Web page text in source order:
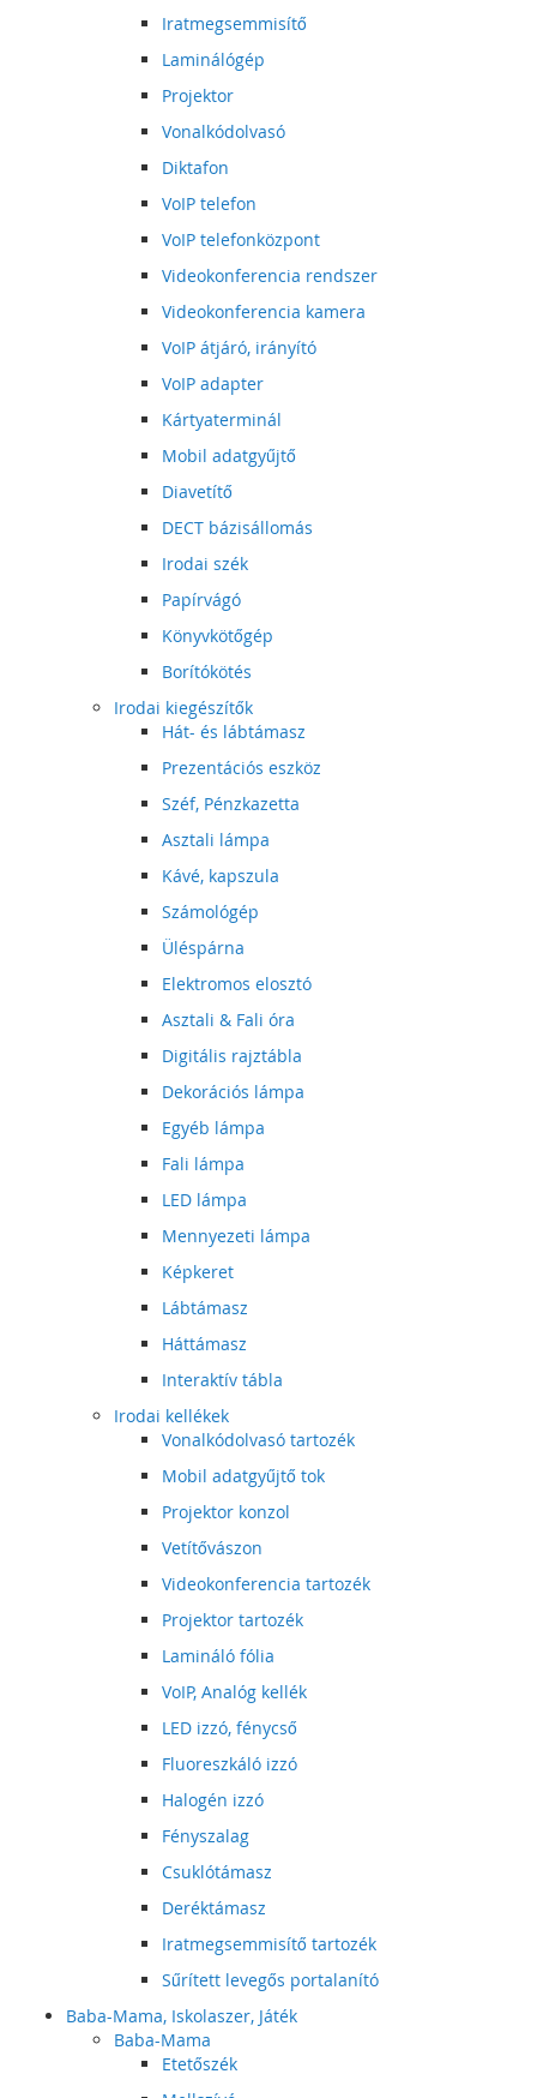
Iratmegsemmisítő
Laminálógép
Projektor
Vonalkódolvasó
Diktafon
VoIP telefon
VoIP telefonközpont
Videokonferencia rendszer
Videokonferencia kamera
VoIP átjáró, irányító
VoIP adapter
Kártyaterminál
Mobil adatgyűjtő
Diavetítő
DECT bázisállomás
Irodai szék
Papírvágó
Könyvkötőgép
Borítókötés
Irodai kiegészítők
Hát- és lábtámasz
Prezentációs eszköz
Széf, Pénzkazetta
Asztali lámpa
Kávé, kapszula
Számológép
Üléspárna
Elektromos elosztó
Asztali & Fali óra
Digitális rajztábla
Dekorációs lámpa
Egyéb lámpa
Fali lámpa
LED lámpa
Mennyezeti lámpa
Képkeret
Lábtámasz
Háttámasz
Interaktív tábla
Irodai kellékek
Vonalkódolvasó tartozék
Mobil adatgyűjtő tok
Projektor konzol
Vetítővászon
Videokonferencia tartozék
Projektor tartozék
Lamináló fólia
VoIP, Analóg kellék
LED izzó, fénycső
Fluoreszkáló izzó
Halogén izzó
Fényszalag
Csuklótámasz
Deréktámasz
Iratmegsemmisítő tartozék
Sűrített levegős portalanító
Baba-Mama, Iskolaszer, Játék
Baba-Mama
Etetőszék